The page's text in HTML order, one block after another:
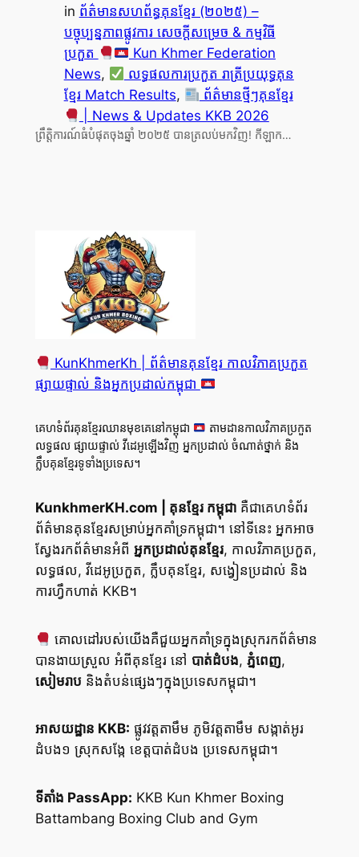
in ព័ត៌មានសហព័ន្ធគុនខ្មែរ (២០២៥) –
បច្ចុប្បន្នភាពផ្លូវការ សេចក្តីសម្រេច & កម្មវិធី
ប្រកួត
Kun Khmer Federation
News,
លទ្ធផលការប្រកួត រាត្រីប្រយុទ្ធគុន
ខ្មែរ Match Results,
ព័ត៌មានថ្មីៗគុនខ្មែរ
| News & Updates KKB 2026
ព្រឹត្តិការណ៍ធំបំផុតចុងឆ្នាំ ២០២៥ បានត្រលប់មកវិញ! កីឡាក…
KunKhmerKh | ព័ត៌មានគុនខ្មែរ កាលវិភាគប្រកួត
ផ្សាយផ្ទាល់ និងអ្នកប្រដាល់កម្ពុជា
គេហទំព័រគុនខ្មែរឈានមុខគេនៅកម្ពុជា
តាមដានកាលវិភាគប្រកួត
លទ្ធផល ផ្សាយផ្ទាល់ វីដេអូឡើងវិញ អ្នកប្រដាល់ ចំណាត់ថ្នាក់ និង
ក្លឹបគុនខ្មែរទូទាំងប្រទេស។
KunkhmerKH.com | គុនខ្មែរ កម្ពុជាគឺជាគេហទំព័រ
ព័ត៌មានគុនខ្មែរសម្រាប់អ្នកគាំទ្រកម្ពុជា។ នៅទីនេះ អ្នកអាច
ស្វែងរកព័ត៌មានអំពី អ្នកប្រដាល់គុនខ្មែរ, កាលវិភាគប្រកួត,
លទ្ធផល, វីដេអូប្រកួត, ក្លឹបគុនខ្មែរ, សង្វៀនប្រដាល់ និង
ការហ្វឹកហាត់ KKB។
គោលដៅរបស់យើងគឺជួយអ្នកគាំទ្រក្នុងស្រុករកព័ត៌មាន
បានងាយស្រួល អំពីគុនខ្មែរ នៅ បាត់ដំបង, ភ្នំពេញ,
សៀមរាបនិងតំបន់ផ្សេងៗក្នុងប្រទេសកម្ពុជា។
អាសយដ្ឋាន KKB: ផ្លូវវត្តតាមឹម ភូមិវត្តតាមឹម សង្កាត់អូរ
ដំបង១ ស្រុកសង្កែ ខេត្តបាត់ដំបង ប្រទេសកម្ពុជា។
ទីតាំង PassApp: KKB Kun Khmer Boxing
Battambang Boxing Club and Gym